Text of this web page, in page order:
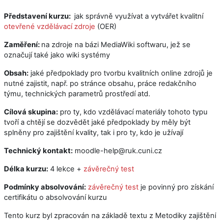
Představení kurzu: jak správně využívat a vytvářet kvalitní
otevřené vzdělávací zdroje (OER)
Zaměření: na zdroje na bázi MediaWiki softwaru, jež se
označují také jako wiki systémy
Obsah: jaké předpoklady pro tvorbu kvalitních online zdrojů je
nutné zajistit, např. po stránce obsahu, práce redakčního
týmu, technických parametrů prostředí atd.
Cílová skupina: pro ty, kdo vzdělávací materiály tohoto typu
tvoří a chtějí se dozvědět jaké předpoklady by měly být
splněny pro zajištění kvality, tak i pro ty, kdo je užívají
Technický kontakt: moodle-help@ruk.cuni.cz
Délka kurzu: 4 lekce + závěrečný test
Podmínky absolvování: závěrečný test je povinný pro získání
certifikátu o absolvování kurzu
Tento kurz byl zpracován na základě textu z Metodiky zajištění